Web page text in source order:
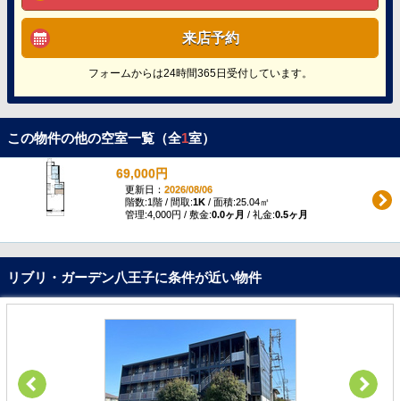
来店予約
フォームからは24時間365日受付しています。
この物件の他の空室一覧（全1室）
69,000円
更新日： 2026/08/06
階数:1階 / 間取:1K/ 面積:25.04㎡
管理:4,000円 / 敷金:0.0ヶ月 / 礼金:0.5ヶ月
リブリ・ガーデン八王子に条件が近い物件